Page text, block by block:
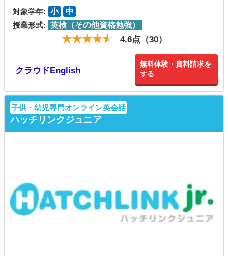
対象学年: 小
中
授業形式: 英検（その他資格勉強）
4.6点（30）
クラウドEnglish
無料体験・資料請求を
する
子供・幼児専門オンライン英会話
ハッチリンクジュニア